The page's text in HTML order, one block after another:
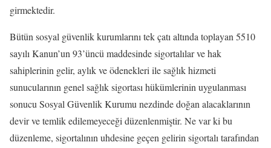
girmektedir.
Bütün sosyal güvenlik kurumlarını tek çatı altında toplayan 5510
sayılı Kanun’un 93’üncü maddesinde sigortalılar ve hak
sahiplerinin gelir, aylık ve ödenekleri ile sağlık hizmeti
sunucularının genel sağlık sigortası hükümlerinin uygulanması
sonucu Sosyal Güvenlik Kurumu nezdinde doğan alacaklarının
devir ve temlik edilemeyeceği düzenlenmiştir. Ne var ki bu
düzenleme, sigortalının uhdesine geçen gelirin sigortalı tarafından